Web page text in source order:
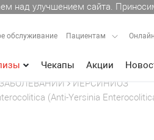
над улучшением сайта.
обслуживание Пациентам
Чекапы Акции
ИЕРСИНИОЗ
(Anti-Yersinia